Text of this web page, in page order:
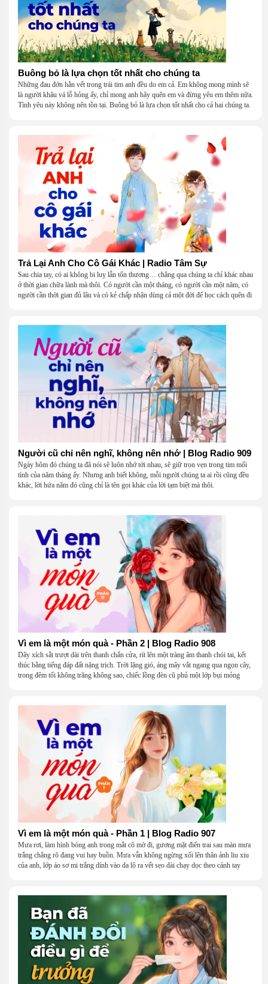
Buông bỏ là lựa chọn tốt nhất cho chúng ta
Những đau đớn hằn vết trong trái tim anh đều do em cả. Em không mong mình sẽ
là người khâu vá lỗ hỏng ấy, chỉ mong anh hãy quên em và đừng yêu em thêm nữa.
Tình yêu này không nên tồn tại. Buông bỏ là lựa chọn tốt nhất cho cả hai chúng ta.
Trả Lại Anh Cho Cô Gái Khác | Radio Tâm Sự
Sau chia tay, có ai không bi luỵ lẫn tổn thương… chẳng qua chúng ta chỉ khác nhau
ở thời gian chữa lành mà thôi. Có người cần một tháng, có người cần một năm, có
người cần thời gian đủ lâu và có kẻ chấp nhận dùng cả một đời để học cách quên đi
Người cũ chỉ nên nghĩ, không nên nhớ | Blog Radio 909
Ngày hôm đó chúng ta đã nói sẽ luôn nhớ tới nhau, sẽ giữ trọn vẹn trong tim mối
tình của năm tháng ấy. Nhưng anh biết không, mỗi người chúng ta ai rồi cũng đều
khác, lời hứa năm đó cũng chỉ là tên gọi khác của lời tạm biệt mà thôi.
Vì em là một món quà - Phần 2 | Blog Radio 908
Dây xích sắt trượt dài trên thanh chắn cửa, rít lên một tràng âm thanh chói tai, kết
thúc bằng tiếng đáp đất nặng trịch. Trời lặng gió, áng mây vắt ngang qua ngọn cây,
trong đêm tối không trăng không sao, chiếc lồng đèn cũ phủ một lớp bụi mỏng
Vì em là một món quà - Phần 1 | Blog Radio 907
Mưa rơi, làm hình bóng anh trong mắt cô mờ đi, gương mặt điển trai sau màn mưa
trắng chẳng rõ đang vui hay buồn. Mưa vẫn không ngừng xối lên thân ảnh liu xiu
của anh, lớp áo sơ mi trắng dính vào da lộ ra vết sẹo dài chạy dọc theo cánh tay